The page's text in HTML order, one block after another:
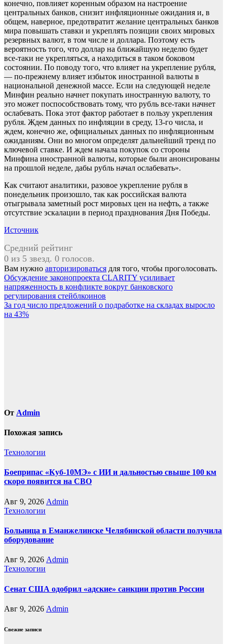
конечно, повлияет коренным образом на настроение
центральных банков, снизит инфляционные ожидания и, в
общем, наверное, предотвратит желание центральных банков
мира повышать ставки и укреплять позиции своих мировых
резервных валют, в том числе и доллара. Поэтому есть
вероятность того, что доллар на ближайшую неделю будет
все-таки не укрепляться, а находиться в таком боковом
состоянии. По поводу того, что влияет на укрепление рубля,
— по-прежнему влияет избыток иностранной валюты в
национальной денежной массе. Если на следующей неделе
Минфин реально начнет покупать иностранную валюту, то
это может поспособствовать тому, что рубль все-таки начнет
ослабевать. Пока этот фактор работает в пользу укрепления
рубля. Ждем данных по инфляции в среду, 13-го числа, и
ждем, конечно же, официальных данных по инфляционным
ожиданиям. Они во многом определят дальнейший тренд по
ключевой ставке. И ждем начала покупок со стороны
Минфина иностранной валюты, которые были анонсированы
на прошлой неделе, дабы рубль начал ослабевать».
Как считают аналитики, разовое укрепление рубля в
понедельник произошло, так как российская валюта
отыгрывала заметный рост мировых цен на нефть, а также
отсутствие эскалации в период празднования Дня Победы.
Источник
Средний рейтинг
0 из 5 звезд. 0 голосов.
Вам нужно авторизироваться для того, чтобы проголосовать.
Навигация
по
записям
Обсуждение законопроекта CLARITY усиливает
напряженность в конфликте вокруг банковского
регулирования стейблкоинов
За год число предложений о подработке на складах выросло
на 43%
От Admin
Похожая запись
Технологии
Боеприпас «Куб-10МЭ» с ИИ и дальностью свыше 100 км
скоро появится на СВО
Авг 9, 2026 Admin
Технологии
Больница в Еманжелинске Челябинской области получила
оборудование
Авг 9, 2026 Admin
Технологии
Сенат США одобрил «адские» санкции против России
Авг 9, 2026 Admin
Свежие записи